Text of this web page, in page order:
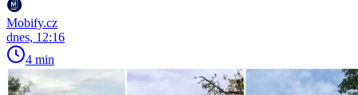
Mobify.cz
dnes, 12:16
4 min